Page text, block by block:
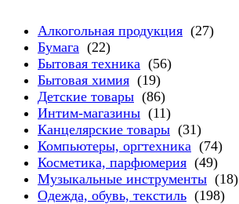
Алкогольная продукция (27)
Бумага (22)
Бытовая техника (56)
Бытовая химия (19)
Детские товары (86)
Интим-магазины (11)
Канцелярские товары (31)
Компьютеры, оргтехника (74)
Косметика, парфюмерия (49)
Музыкальные инструменты (18)
Одежда, обувь, текстиль (198)